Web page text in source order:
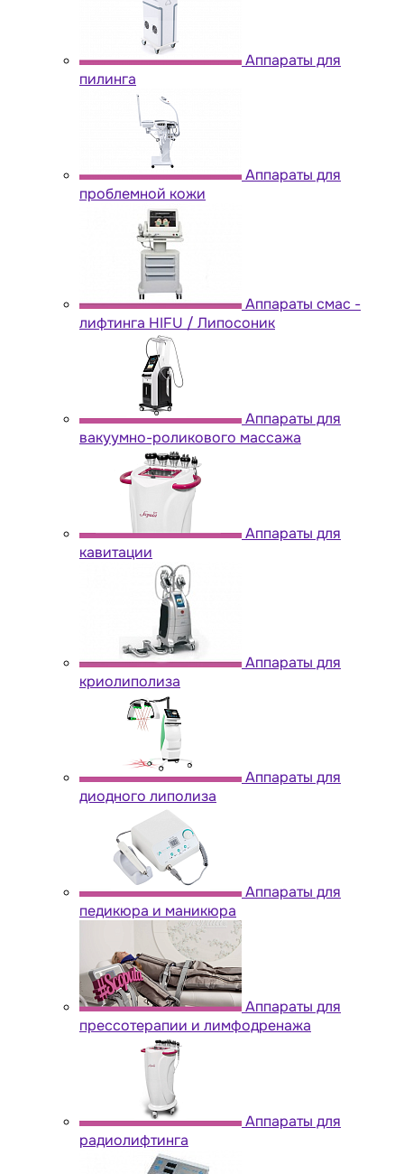
Аппараты для
пилинга
Аппараты для
проблемной кожи
Аппараты cмас -
лифтинга HIFU / Липосоник
Аппараты для
вакуумно-роликового массажа
Аппараты для
кавитации
Аппараты для
криолиполиза
Аппараты для
диодного липолиза
Аппараты для
педикюра и маникюра
Аппараты для
прессотерапии и лимфодренажа
Аппараты для
радиолифтинга